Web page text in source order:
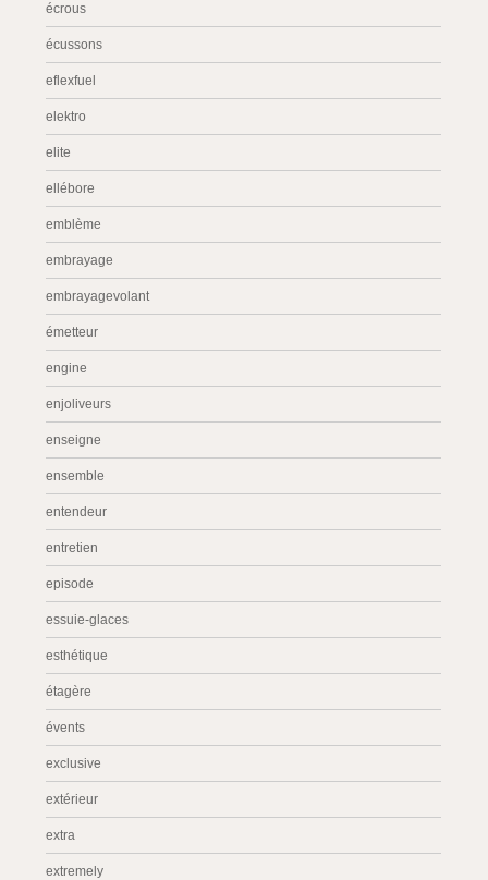
écrous
écussons
eflexfuel
elektro
elite
ellébore
emblème
embrayage
embrayagevolant
émetteur
engine
enjoliveurs
enseigne
ensemble
entendeur
entretien
episode
essuie-glaces
esthétique
étagère
évents
exclusive
extérieur
extra
extremely